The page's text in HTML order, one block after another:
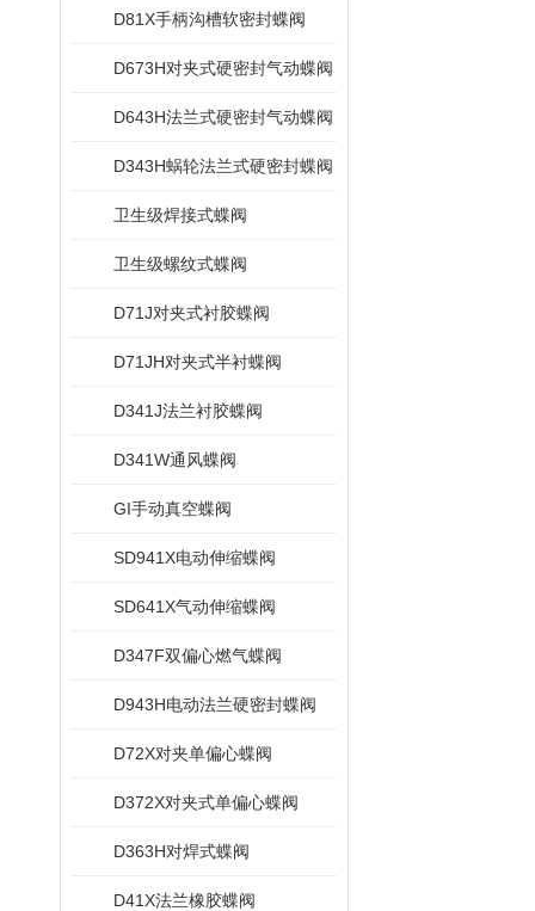
D81X手柄沟槽软密封蝶阀
D673H对夹式硬密封气动蝶阀
D643H法兰式硬密封气动蝶阀
D343H蜗轮法兰式硬密封蝶阀
卫生级焊接式蝶阀
卫生级螺纹式蝶阀
D71J对夹式衬胶蝶阀
D71JH对夹式半衬蝶阀
D341J法兰衬胶蝶阀
D341W通风蝶阀
GI手动真空蝶阀
SD941X电动伸缩蝶阀
SD641X气动伸缩蝶阀
D347F双偏心燃气蝶阀
D943H电动法兰硬密封蝶阀
D72X对夹单偏心蝶阀
D372X对夹式单偏心蝶阀
D363H对焊式蝶阀
D41X法兰橡胶蝶阀